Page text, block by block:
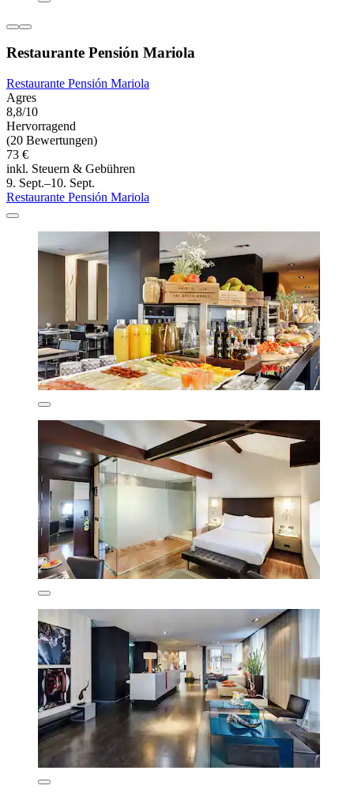
Restaurante Pensión Mariola
Restaurante Pensión Mariola
Agres
8,8/10
Hervorragend
(20 Bewertungen)
73 €
inkl. Steuern & Gebühren
9. Sept.–10. Sept.
Restaurante Pensión Mariola